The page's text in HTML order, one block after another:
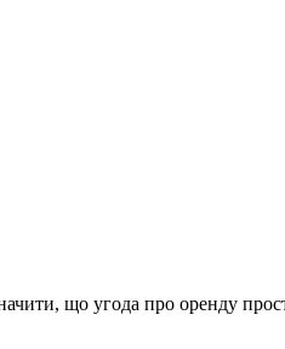
що угода про оренду